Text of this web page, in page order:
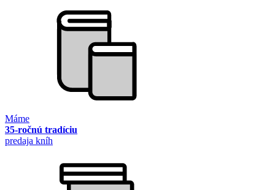
Máme
35-ročnú tradíciu
predaja kníh